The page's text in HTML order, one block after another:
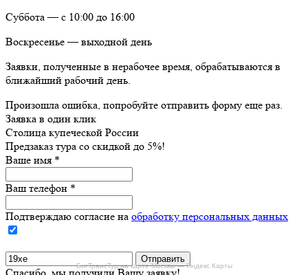
БигТрансТур на карте Москвы — Яндекс Карты
Суббота — с 10:00 до 16:00
Воскресенье — выходной день
Заявки, полученные в нерабочее время, обрабатываются в
ближайший рабочий день.
Произошла ошибка, попробуйте отправить форму еще раз.
Заявка в один клик
Столица купеческой России
Предзаказ тура со скидкой до 5%!
Ваше имя *
Ваш телефон *
Подтверждаю согласие на обработку персональных данных